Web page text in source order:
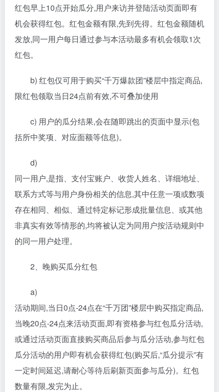
红包早上10点开始瓜分,用户来访并登陆活动页面即有
机会获得红包。红包金额有限,先到先得。红包金额随机
发放,同一用户每日通过参与本活动最多有机会领取1次
红包。
b) 红包仅可用于购买“千万爆款团”楼层中指定商品,
限红包领取当日24点前有效,不可叠加使用
c) 用户的瓜分结果,会在随即跳出的页面中显示(包
括所中奖项、对应面额等信息)。
d)
同一用户,是指、支付宝账户、收货人姓名、详细地址、
联系方式等与用户身份相关的信息,其中任意一项或数项
存在相同、相似、通过特定标记形成批量信息、或其他
非真实有效等情形的,均将被认定为同用户按活动规则中
的同一用户处理。
2、晚购买瓜分红包
a)
活动期间,当日0点-24点在“千万团”楼层中购买指定商品,
当晚20点-24点来活动页面,即有资格参与红包瓜分活动,
或通过活动页面直接购买商品后参与瓜分活动,参与红包
瓜分活动的用户即有机会获得红包(购买后,“瓜分提示”有
一定时间延迟,请耐心等待后刷新页面参与瓜分)。红包
数量有限,发完为止。